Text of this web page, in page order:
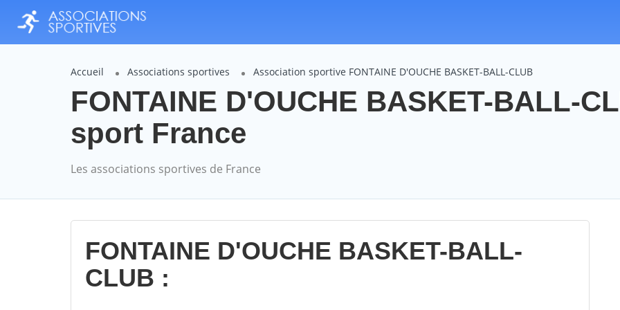
Accueil Associations sportives Association sportive FONTAINE D'OUCHE BASKET-BALL-CLUB
FONTAINE D'OUCHE BASKET-BALL-
sport France
Les associations sportives de France
FONTAINE D'OUCHE BASKET-BALL-
CLUB :